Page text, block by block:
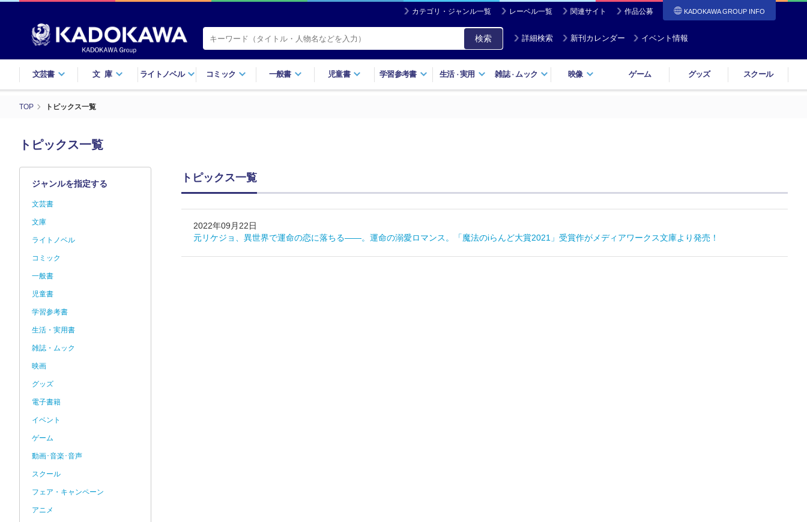
カテゴリ・ジャンル一覧 レーベル一覧 関連サイト 作品公募 KADOKAWA GROUP INFO
検索 詳細検索 新刊カレンダー イベント情報
文芸書 文庫 ライトノベル コミック 一般書 児童書 学習参考書 生活・実用 雑誌・ ムック 映像 ゲーム グッズ スクール
TOP トピックス一覧
トピックス一覧
トピックス一覧
2022年09月22日
元リケジョ、異世界で運命の恋に落ちる――。運命の溺愛ロマンス。「魔法のiらんど大賞2021」受賞作がメディアワークス文庫より発売！
ジャンルを指定する
文芸書
文庫
ライトノベル
コミック
一般書
児童書
学習参考書
生活・実用書
雑誌・ムック
映画
グッズ
電子書籍
イベント
ゲーム
動画･音楽･音声
スクール
フェア・キャンペーン
アニメ